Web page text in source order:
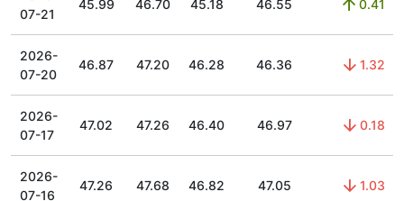
07-21
45.99 46.70 45.18 46.55 0.41
2026-
07-20
46.87 47.20 46.28 46.36 1.32
2026-
07-17
47.02 47.26 46.40 46.97 0.18
2026-
07-16
47.26 47.68 46.82 47.05 1.03